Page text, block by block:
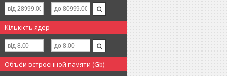
Кількість ядер
Объём встроенной памяти (Gb)